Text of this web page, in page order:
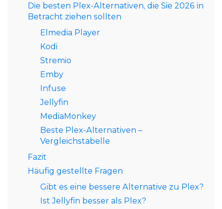
Die besten Plex-Alternativen, die Sie 2026 in
Betracht ziehen sollten
Elmedia Player
Kodi
Stremio
Emby
Infuse
Jellyfin
MediaMonkey
Beste Plex-Alternativen –
Vergleichstabelle
Fazit
Häufig gestellte Fragen
Gibt es eine bessere Alternative zu Plex?
Ist Jellyfin besser als Plex?